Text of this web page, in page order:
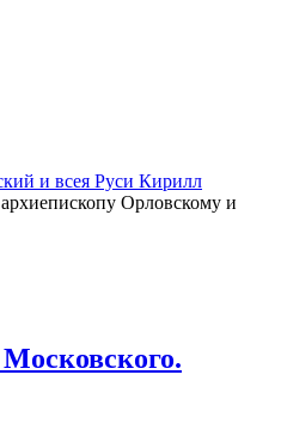
и всея Руси Кирилл
Орловскому и